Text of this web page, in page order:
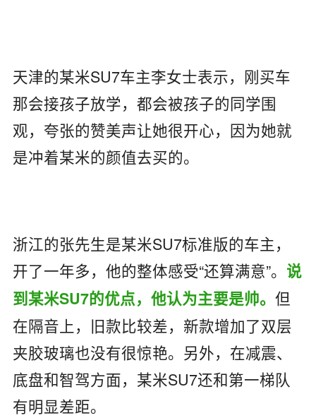
天津的某米SU7车主李女士表示，刚买车
那会接孩子放学，都会被孩子的同学围
观，夸张的赞美声让她很开心，因为她就
是冲着某米的颜值去买的。
浙江的张先生是某米SU7标准版的车主，
开了一年多，他的整体感受“还算满意”。 说
到某米SU7的优点，他认为主要是帅。 但
在隔音上，旧款比较差，新款增加了双层
夹胶玻璃也没有很惊艳。另外，在减震、
底盘和智驾方面，某米SU7还和第一梯队
有明显差距。